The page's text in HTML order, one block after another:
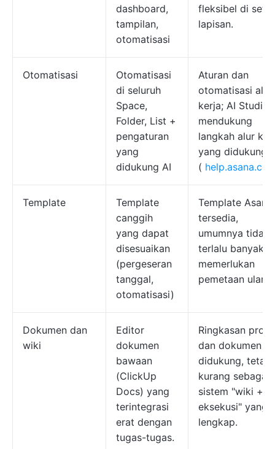
dashboard,
tampilan,
otomatisasi
fleksibel di
lapisan.
Otomatisasi
Otomatisasi
di seluruh
Space,
Folder, List +
pengaturan
yang
didukung AI
Aturan dan
otomatisasi alur
kerja; AI Studio
mendukung
langkah alur
yang didukung
(
Template
Template
canggih
yang dapat
disesuaikan
(pergeseran
tanggal,
otomatisasi)
Template Asana
tersedia,
umumnya tidak
terlalu banyak
memerlukan
pemetaan ulang.
Dokumen dan
wiki
Editor
dokumen
bawaan
(ClickUp
Docs) yang
terintegrasi
erat dengan
tugas-tugas.
Ringkasan
dan dokumen
didukung, tetapi
kurang sebagai
sistem "wiki +
eksekusi" yang
lengkap.